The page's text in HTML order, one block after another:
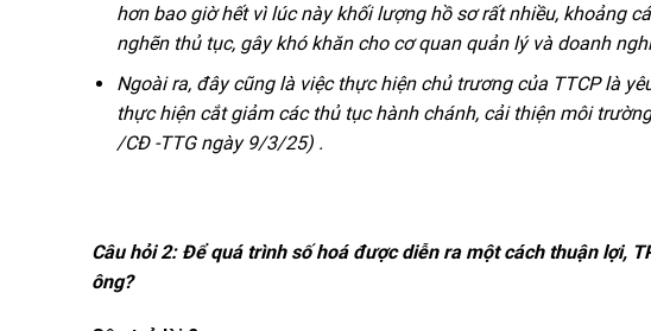
hơn bao giờ hết vì lúc này khối lượng hồ sơ rất nhiều, khoảng
nghẽn thủ tục, gây khó khăn cho cơ quan quản lý và doanh
Ngoài ra, đây cũng là việc thực hiện chủ trương của TTCP là
thực hiện cắt giảm các thủ tục hành chánh, cải thiện môi trườ
/CĐ -TTG ngày 9/3/25) .
Câu hỏi 2:Để quá trình số hoá được diễn ra một cách thuận lợi,
ông?